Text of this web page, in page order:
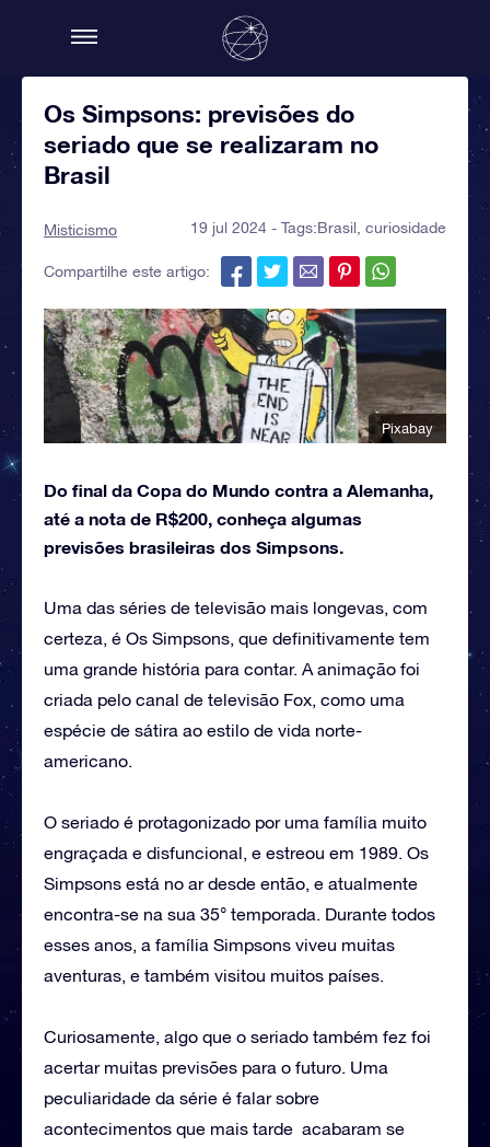
Os Simpsons: previsões do
seriado que se realizaram no
Brasil
Misticismo 19 jul 2024 - Tags:Brasil curiosidade
Compartilhe este artigo:
Pixabay
Do final da Copa do Mundo contra a Alemanha,
até a nota de R$200, conheça algumas
previsões brasileiras dos Simpsons.
Uma das séries de televisão mais longevas, com
certeza, é Os Simpsons, que definitivamente tem
uma grande história para contar. A animação foi
criada pelo canal de televisão Fox, como uma
espécie de sátira ao estilo de vida norte-
americano.
O seriado é protagonizado por uma família muito
engraçada e disfuncional, e estreou em 1989. Os
Simpsons está no ar desde então, e atualmente
encontra-se na sua 35° temporada. Durante todos
esses anos, a família Simpsons viveu muitas
aventuras, e também visitou muitos países.
Curiosamente, algo que o seriado também fez foi
acertar muitas previsões para o futuro. Uma
peculiaridade da série é falar sobre
acontecimentos que mais tarde acabaram se